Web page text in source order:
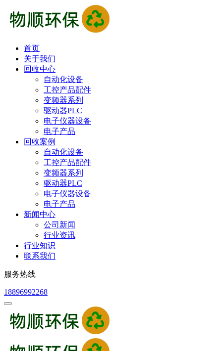
首页
关于我们
回收中心
自动化设备
工控产品配件
变频器系列
驱动器PLC
电子仪器设备
电子产品
回收案例
自动化设备
工控产品配件
变频器系列
驱动器PLC
电子仪器设备
电子产品
新闻中心
公司新闻
行业资讯
行业知识
联系我们
服务热线
18896992268